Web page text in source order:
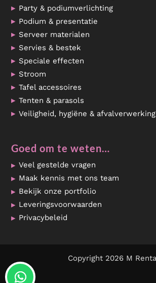
Party & podiumverlichting
Podium & presentatie
Serveer materialen
Servies & bestek
Speciale effecten
Stroom
Tafel accessoires
Tenten & parasols
Veiligheid, hygiëne & afvalverwerking
Goed om te weten…
Veel gestelde vragen
Maak kennis met ons team
Bekijk onze portfolio
Leveringsvoorwaarden
Privacybeleid
Copyright 2026 M